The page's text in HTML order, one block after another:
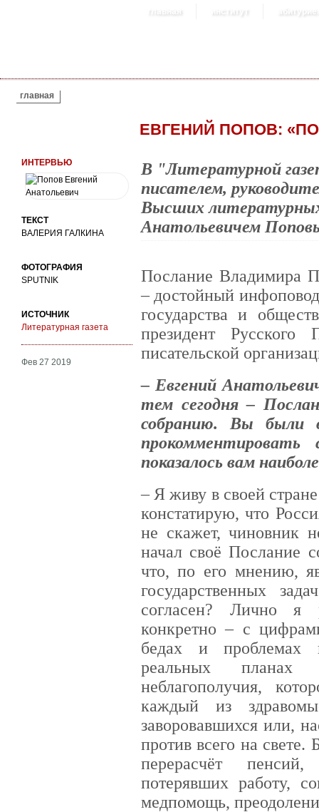
главная институт
ВЫ ЗДЕСЬ
главная
ЕВГЕНИЙ ПОПОВ:
ИНТЕРВЬЮ
ТЕКСТ
ВАЛЕРИЯ ГАЛКИНА
ФОТОГРАФИЯ
SPUTNIK
ИСТОЧНИК
Литературная газета
Фев 27 2019
В "Литературной
писателем,
Высших
Анатольевичем
Послание Владимира
– достойный
государства и
президент Русского
писательской
– Евгений
тем сегодня –
собранию. Вы были
показалось вам
– Я живу в своей
констатирую, что
не скажет, чиновник
начал своё Послание
что, по его мнению,
государственных
согласен? Лично я
конкретно – с
бедах и проблемах
реальных
неблагополучия,
каждый из
заворовавшихся или,
против всего на
перерасчёт
потерявших работу,
медпомощь,